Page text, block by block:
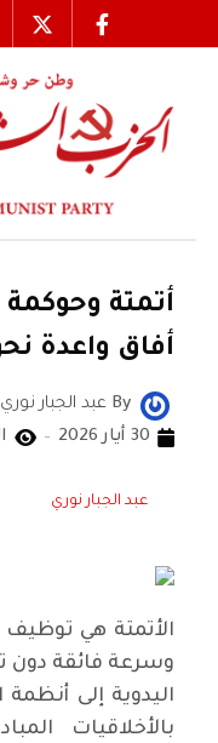
أتمتة وحوكمة
أفاق واعدة
By عبد الجبار نوري
30 أيار 2026
عبد الجبار نوري
الأتمتة هي توظيف
وسرعة فائقة دون
اليدوية إلى أنظمة
بالأخلاقيات